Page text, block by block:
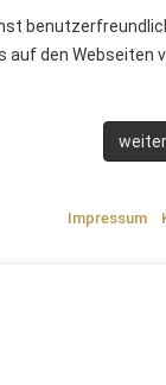
den Webseiten
Impressum